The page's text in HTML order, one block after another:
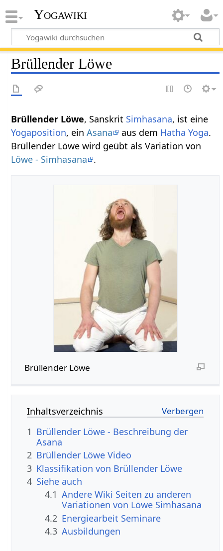
Yogawiki
Brüllender Löwe
Brüllender Löwe, Sanskrit Simhasana, ist eine
Yogaposition, einAsana aus dem Hatha Yoga.
Brüllender Löwe wird geübt als Variation von
Löwe - Simhasana
.
Brüllender Löwe
Inhaltsverzeichnis
1 Brüllender Löwe - Beschreibung der
Asana
2 Brüllender Löwe Video
3 Klassifikation von Brüllender Löwe
4 Siehe auch
4.1 Andere Wiki Seiten zu anderen
Variationen von Löwe Simhasana
4.2 Energiearbeit Seminare
4.3 Ausbildungen